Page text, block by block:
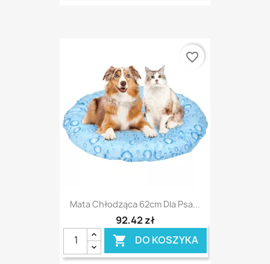
Mata Chłodząca 62cm Dla Psa...
92,42 zł
 DO KOSZYKA
favorite_border